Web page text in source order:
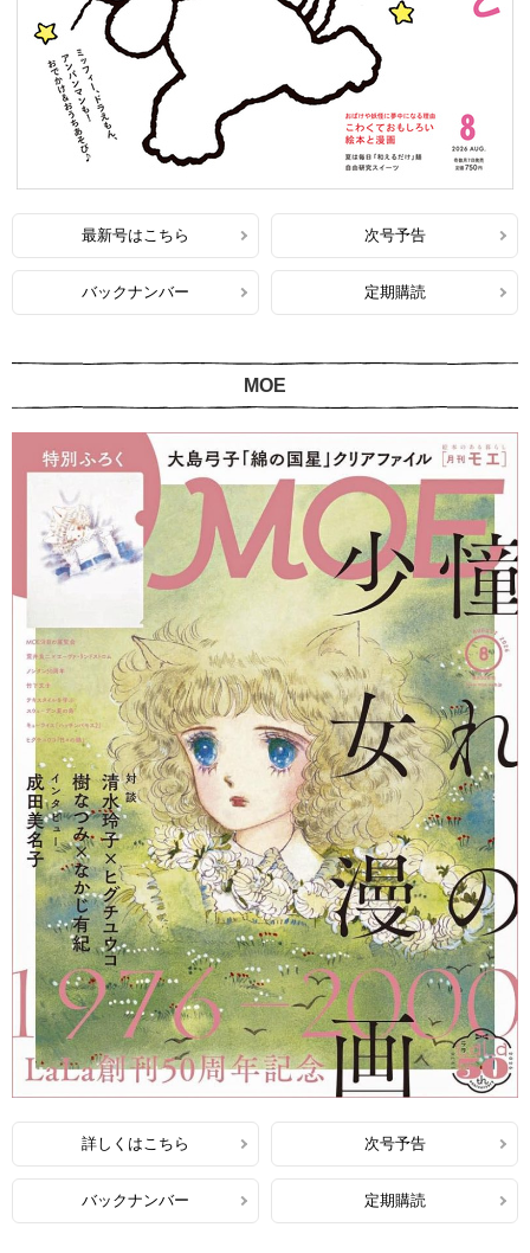
最新号はこちら 次号予告
バックナンバー 定期購読
MOE
詳しくはこちら 次号予告
バックナンバー 定期購読